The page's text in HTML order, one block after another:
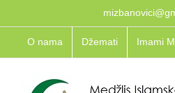
to
contentO nama Džemati Imami